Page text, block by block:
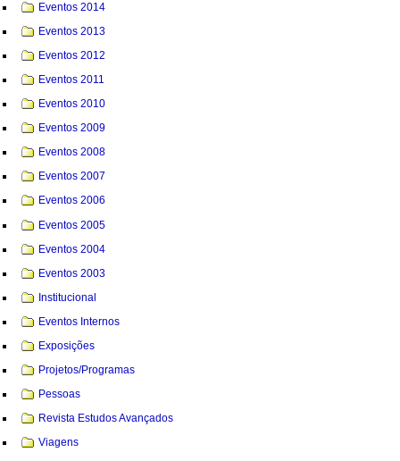
Eventos 2014
Eventos 2013
Eventos 2012
Eventos 2011
Eventos 2010
Eventos 2009
Eventos 2008
Eventos 2007
Eventos 2006
Eventos 2005
Eventos 2004
Eventos 2003
Institucional
Eventos Internos
Exposições
Projetos/Programas
Pessoas
Revista Estudos Avançados
Viagens